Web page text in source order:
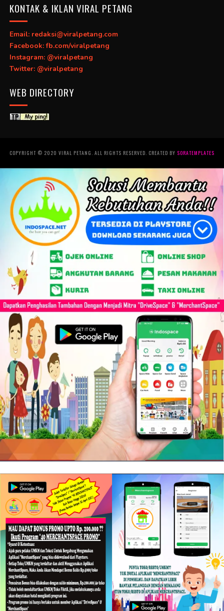
KONTAK & IKLAN VIRAL PETANG
Email: redaksi@viralpetang.com
Facebook: fb.com/viralpetang
Instagram: @viralpetang
Twitter: @viralpetang
WEB DIRECTORY
COPYRIGHT © 2020 VIRAL PETANG. ALL RIGHTS RESERVED. CREATED BY SORATEMPLATES